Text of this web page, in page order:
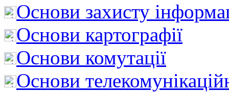
Основи захисту
Основи картографії
Основи комутації
Основи